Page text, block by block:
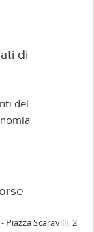
di
del
Piazza Scaravilli, 2